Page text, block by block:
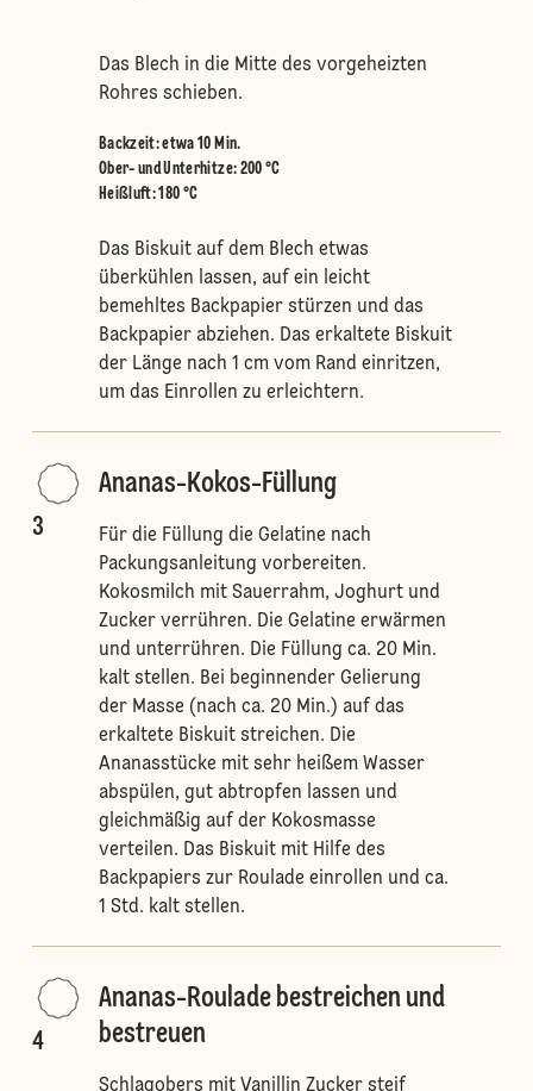
Das Blech in die Mitte des vorgeheizten
Rohres schieben.
Backzeit: etwa 10 Min.
Ober- und Unterhitze: 200 °C
Heißluft:180 °C
Das Biskuit auf dem Blech etwas
überkühlen lassen, auf ein leicht
bemehltes Backpapier stürzen und das
Backpapier abziehen. Das erkaltete Biskuit
der Länge nach 1 cm vom Rand einritzen,
um das Einrollen zu erleichtern.
3
Ananas-Kokos-Füllung
Für die Füllung die Gelatine nach
Packungsanleitung vorbereiten.
Kokosmilch mit Sauerrahm, Joghurt und
Zucker verrühren. Die Gelatine erwärmen
und unterrühren. Die Füllung ca. 20 Min.
kalt stellen. Bei beginnender Gelierung
der Masse (nach ca. 20 Min.) auf das
erkaltete Biskuit streichen. Die
Ananasstücke mit sehr heißem Wasser
abspülen, gut abtropfen lassen und
gleichmäßig auf der Kokosmasse
verteilen. Das Biskuit mit Hilfe des
Backpapiers zur Roulade einrollen und ca.
1 Std. kalt stellen.
4
Ananas-Roulade bestreichen und
bestreuen
Schlagobers mit Vanillin Zucker steif